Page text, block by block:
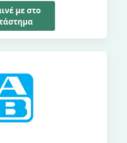
με στο